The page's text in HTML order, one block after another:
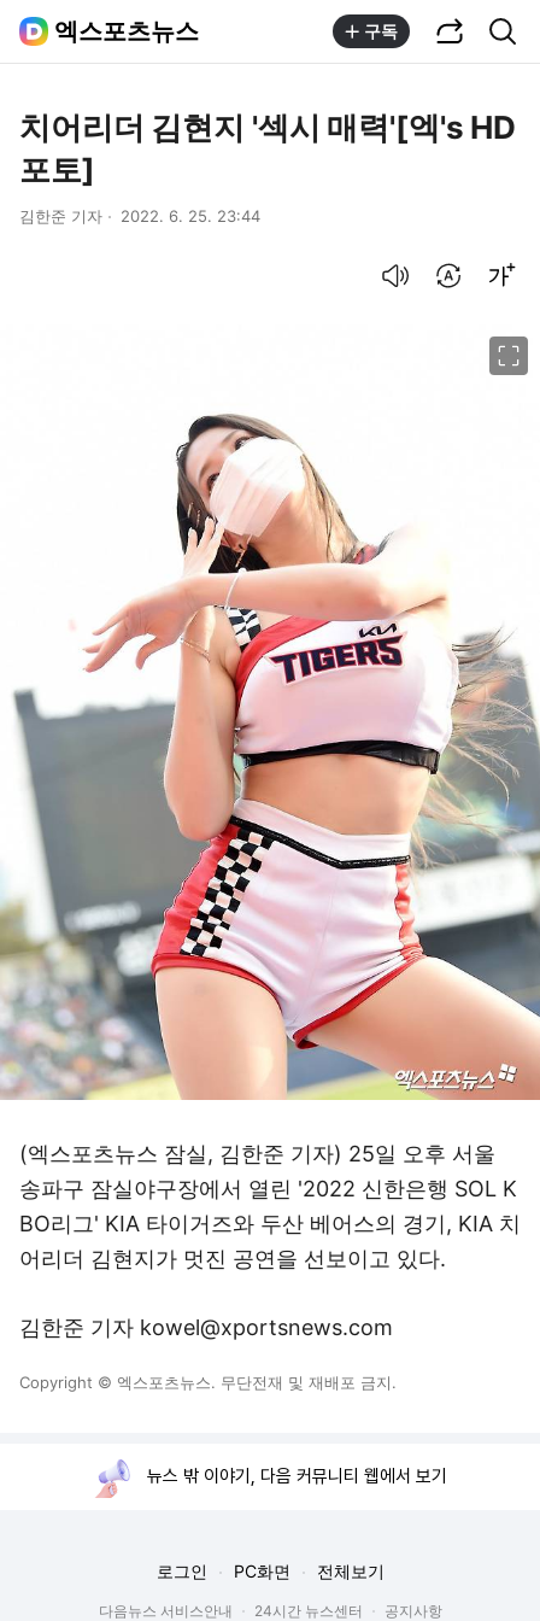
엑스포츠뉴스 구독
치어리더 김현지 '섹시 매력'[엑's HD
포토]
김한준 기자 2022. 6. 25. 23:44
(엑스포츠뉴스 잠실, 김한준 기자) 25일 오후 서울
송파구 잠실야구장에서 열린 '2022 신한은행 SOL K
BO리그' KIA 타이거즈와 두산 베어스의 경기, KIA 치
어리더 김현지가 멋진 공연을 선보이고 있다.
김한준 기자 kowel@xportsnews.com
Copyright © 엑스포츠뉴스. 무단전재 및 재배포 금지.
뉴스 밖 이야기, 다음 커뮤니티 웹에서 보기
로그인 PC화면 전체보기
다음뉴스 서비스안내 24시간 뉴스센터 공지사항